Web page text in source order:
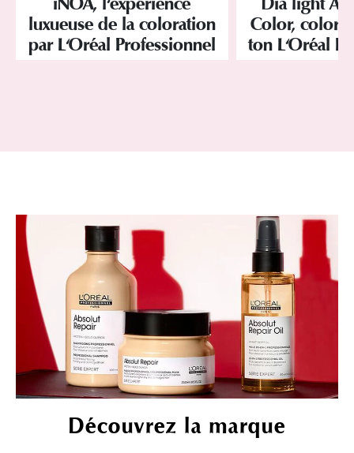
luxueuse de la coloration
par L'Oréal Professionnel
Color,
ton L'Oréal
Découvrez la marque